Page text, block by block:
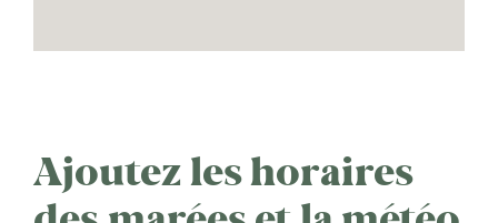
Ajoutez les horaires